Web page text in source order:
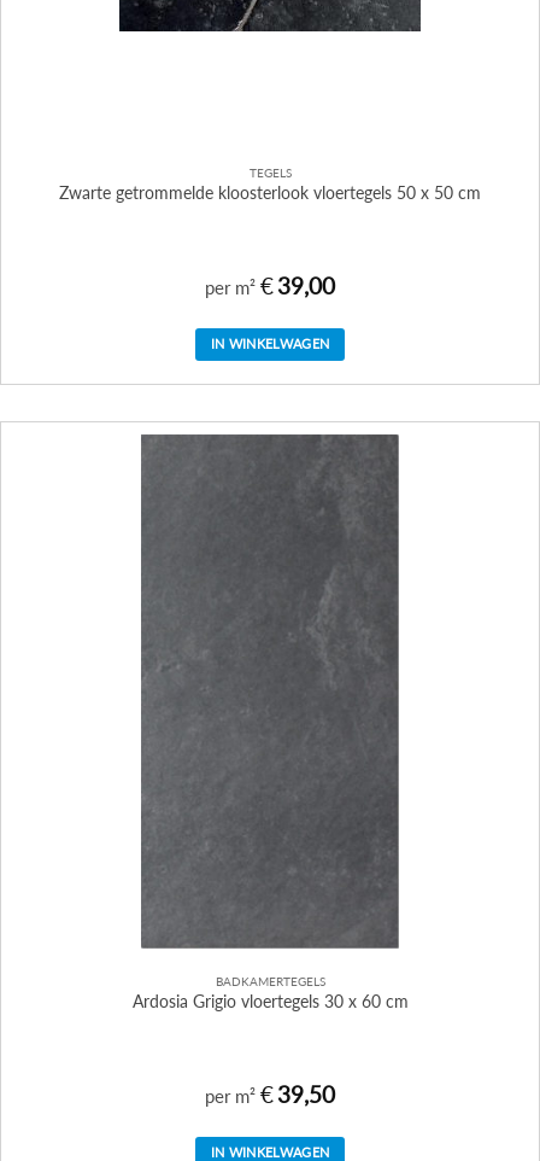
TEGELS
Zwarte getrommelde kloosterlook vloertegels 50 x 50 cm
per m² €39,00
IN WINKELWAGEN
BADKAMERTEGELS
Ardosia Grigio vloertegels 30 x 60 cm
per m² €39,50
IN WINKELWAGEN